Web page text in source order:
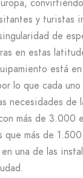
y turistas
de
en estas
está
lo que cada
necesidades de
más de 3.000
que más de
una de las